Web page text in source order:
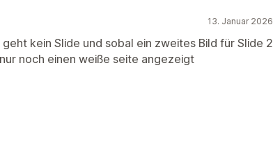
13. Januar 2026
kein Slide und sobal ein zweites Bild für Slide 2
noch einen weiße seite angezeigt